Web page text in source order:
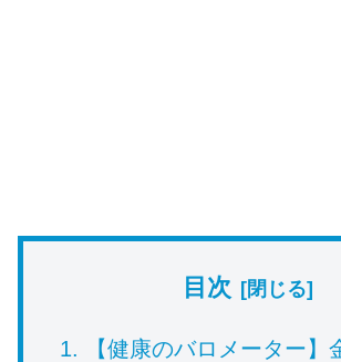
目次
【健康のバロメーター】